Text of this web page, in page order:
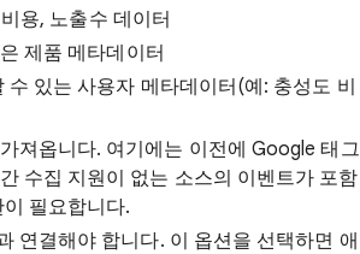
용, 노출수 데이터
제품 메타데이터
있는 사용자 메타데이터(예: 충성도 비
져옵니다. 여기에는 이전에 Google 태그
수집 지원이 없는 소스의 이벤트가 포함
필요합니다.
연결해야 합니다. 이 옵션을 선택하면 애